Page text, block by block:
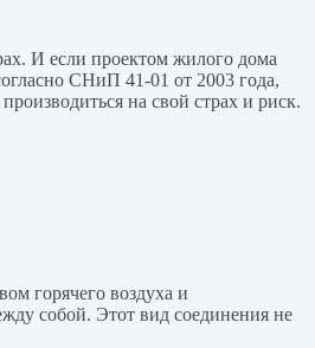
И если проектом жилого дома
СНиП 41-01 от 2003 года,
на свой страх и риск.
горячего воздуха и
собой. Этот вид соединения не